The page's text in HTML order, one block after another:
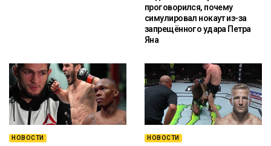
проговорился, почему
симулировал нокаут из-за
запрещённого удара Петра
Яна
НОВОСТИ НОВОСТИ